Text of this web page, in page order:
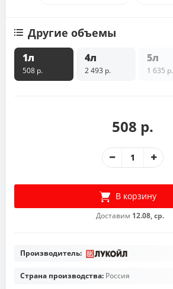
Другие объемы
1л
508 р.
4л
2 493 р.
5л
1 635 р.
508 р.
В корзину
Доставим 12.08, ср.
Производитель:
Страна производства: Россия